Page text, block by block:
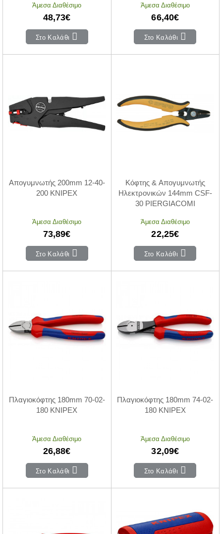
Άμεσα Διαθέσιμο
48,73€
Στο Καλάθι
Άμεσα Διαθέσιμο
66,40€
Στο Καλάθι
Απογυμνωτής 200mm 12-40-
200 KNIPEX
Άμεσα Διαθέσιμο
73,89€
Στο Καλάθι
Κόφτης & Απογυμνωτής
Ηλεκτρονικών 144mm CSF-
30 PIERGIACOMI
Άμεσα Διαθέσιμο
22,25€
Στο Καλάθι
Πλαγιοκόφτης 180mm 70-02-
180 KNIPEX
Άμεσα Διαθέσιμο
26,88€
Στο Καλάθι
Πλαγιοκόφτης 180mm 74-02-
180 KNIPEX
Άμεσα Διαθέσιμο
32,09€
Στο Καλάθι